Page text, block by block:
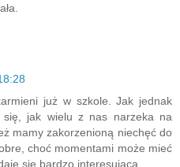
już w szkole. Jak jednak
się, jak wielu z nas narzeka na
mamy zakorzenioną niechęć do
choć momentami może mieć
się bardzo interesująca.